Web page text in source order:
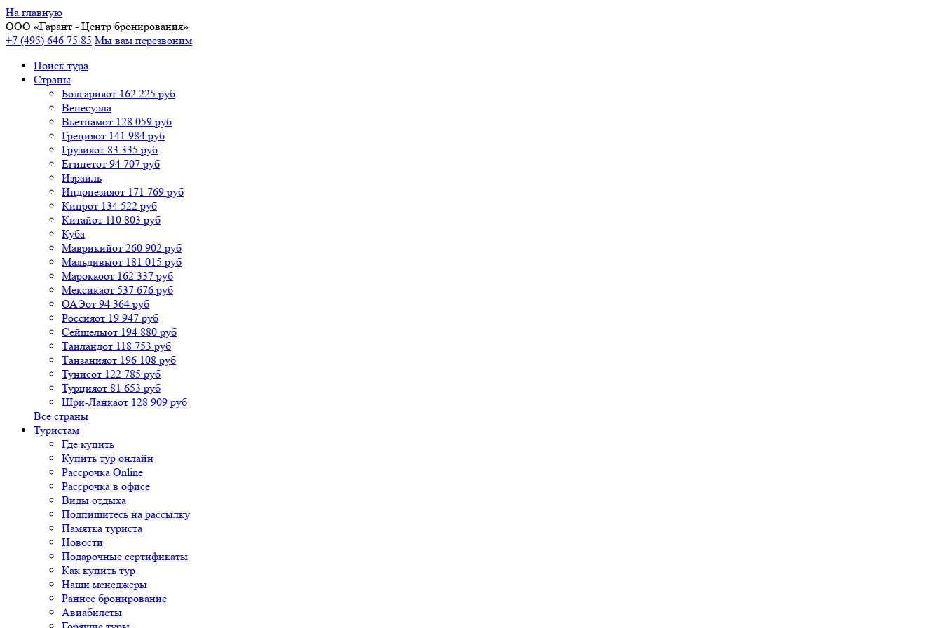
На главную
ООО «Гарант - Центр бронирования»
+7 (495) 646 75 85 Мы вам перезвоним
Поиск тура
Cтраны
Болгарияот 162 225 руб
Венесуэла
Вьетнамот 128 059 руб
Грецияот 141 984 руб
Грузияот 83 335 руб
Египетот 94 707 руб
Израиль
Индонезияот 171 769 руб
Кипрот 134 522 руб
Китайот 110 803 руб
Куба
Маврикийот 260 902 руб
Мальдивыот 181 015 руб
Мароккоот 162 337 руб
Мексикаот 537 676 руб
ОАЭот 94 364 руб
Россияот 19 947 руб
Сейшелыот 194 880 руб
Таиландот 118 753 руб
Танзанияот 196 108 руб
Тунисот 122 785 руб
Турцияот 81 653 руб
Шри-Ланкаот 128 909 руб
Все страны
Туристам
Где купить
Купить тур онлайн
Рассрочка Online
Рассрочка в офисе
Виды отдыха
Подпишитесь на рассылку
Памятка туриста
Новости
Подарочные сертификаты
Как купить тур
Наши менеджеры
Раннее бронирование
Авиабилеты